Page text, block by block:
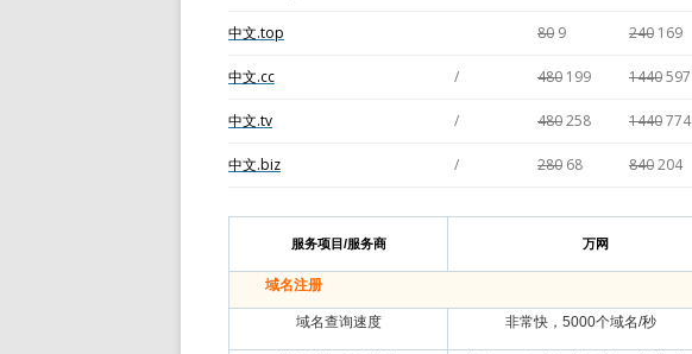
中文.top 80 9 240 169
中文.cc / 480 199 1440597
中文.tv / 480258 1440774
中文.biz / 280 68 840204
服务项目/服务商 万网
域名注册
域名查询速度 非常快，5000个域名/秒